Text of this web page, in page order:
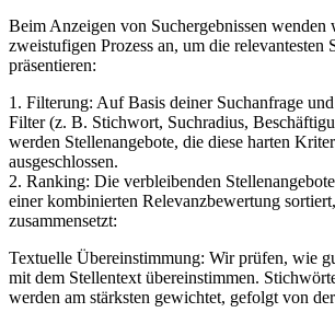
Beim Anzeigen von Suchergebnissen wenden
zweistufigen Prozess an, um die relevantesten
präsentieren:
1. Filterung: Auf Basis deiner Suchanfrage
Filter (z. B. Stichwort, Suchradius,
werden Stellenangebote, die diese harten
ausgeschlossen.
2. Ranking: Die verbleibenden
einer kombinierten Relevanzbewertung
zusammensetzt:
Textuelle Übereinstimmung: Wir prüfen, wie
mit dem Stellentext übereinstimmen.
werden am stärksten gewichtet, gefolgt von